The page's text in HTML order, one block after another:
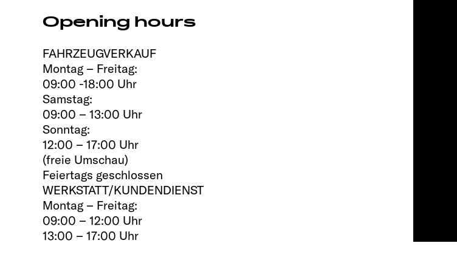
Opening hours
FAHRZEUGVERKAUF
Montag – Freitag:
09:00 -18:00 Uhr
Samstag:
09:00 – 13:00 Uhr
Sonntag:
12:00 – 17:00 Uhr
(freie Umschau)
Feiertags geschlossen
WERKSTATT/KUNDENDIENST
Montag – Freitag:
09:00 – 12:00 Uhr
13:00 – 17:00 Uhr